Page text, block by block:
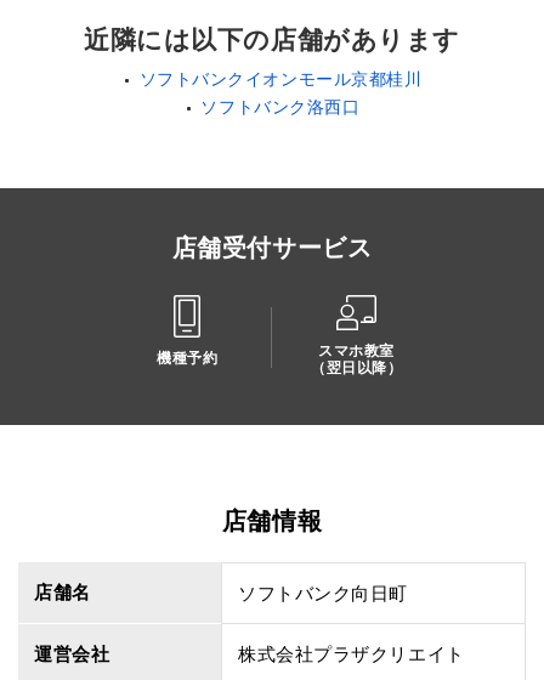
近隣には以下の店舗があります
ソフトバンクイオンモール京都桂川
ソフトバンク洛西口
店舗受付サービス
機種予約
スマホ教室
（翌日以降）
店舗情報
店舗名 ソフトバンク向日町
運営会社 株式会社プラザクリエイト